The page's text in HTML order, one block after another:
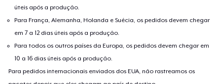
úteis após a produção.
Para França, Alemanha, Holanda e Suécia, os pedidos devem chegar
em 7 a 12 dias úteis após a produção.
Para todos os outros países da Europa, os pedidos devem chegar em
10 a 16 dias úteis após a produção.
Para pedidos internacionais enviados dos EUA, não rastreamos os